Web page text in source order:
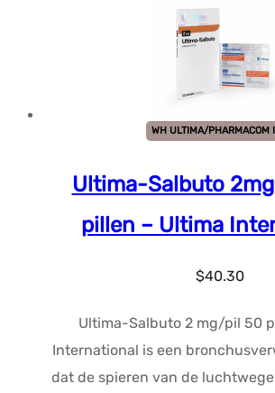
WH ULTIMA/PHARMACOM
Ultima-Salbuto
pillen – Ultima
$40.30
Ultima-Salbuto 2 mg/pil 50
International is een
dat de spieren van de